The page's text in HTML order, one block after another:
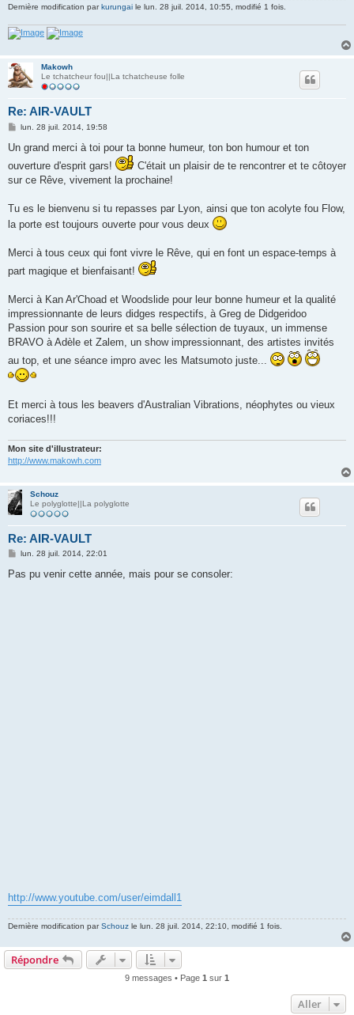
Dernière modification parkurungai le lun. 28 juil. 2014, 10:55, modifié 1 fois.
Makowh
Le tchatcheur fou||La tchatcheuse folle
Re: AIR-VAULT
M
s
a
e
lun. 28 juil. 2014, 19:58
Un grand merci à toi pour ta bonne humeur, ton bon humour et ton
ouverture d'esprit gars!
C'était un plaisir de te rencontrer et te côtoyer
sur ce Rêve, vivement la prochaine!
Tu es le bienvenu si tu repasses par Lyon, ainsi que ton acolyte fou Flow,
la porte est toujours ouverte pour vous deux
Merci à tous ceux qui font vivre le Rêve, qui en font un espace-temps à
part magique et bienfaisant!
Merci à Kan Ar'Choad et Woodslide pour leur bonne humeur et la qualité
impressionnante de leurs didges respectifs, à Greg de Didgeridoo
Passion pour son sourire et sa belle sélection de tuyaux, un immense
BRAVO à Adèle et Zalem, un show impressionnant, des artistes invités
au top, et une séance impro avec les Matsumoto juste...
Et merci à tous les beavers d'Australian Vibrations, néophytes ou vieux
coriaces!!!
Mon site d'illustrateur:
http://www.makowh.com
Schouz
Le polyglotte||La polyglotte
Re: AIR-VAULT
M
s
lun. 28 juil. 2014, 22:01
Pas pu venir cette année, mais pour se consoler:
http://www.youtube.com/user/eimdall1
Dernière modification parSchouz le lun. 28 juil. 2014, 22:10, modifié 1 fois.
Répondre
9 messages • Page 1 sur 1
Aller